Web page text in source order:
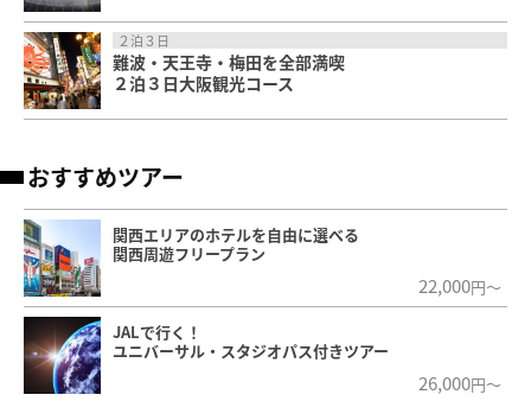
２泊３日
難波・天王寺・梅田を全部満喫
２泊３日大阪観光コース
おすすめツアー
関西エリアのホテルを自由に選べる
関西周遊フリープラン
22,000円～
JALで行く！
ユニバーサル・スタジオパス付きツアー
26,000円～